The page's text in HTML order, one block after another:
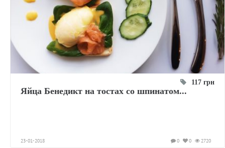
117 грн
Яйца Бенедикт на тостах со шпинатом...
23-01-2018 2720
0
0